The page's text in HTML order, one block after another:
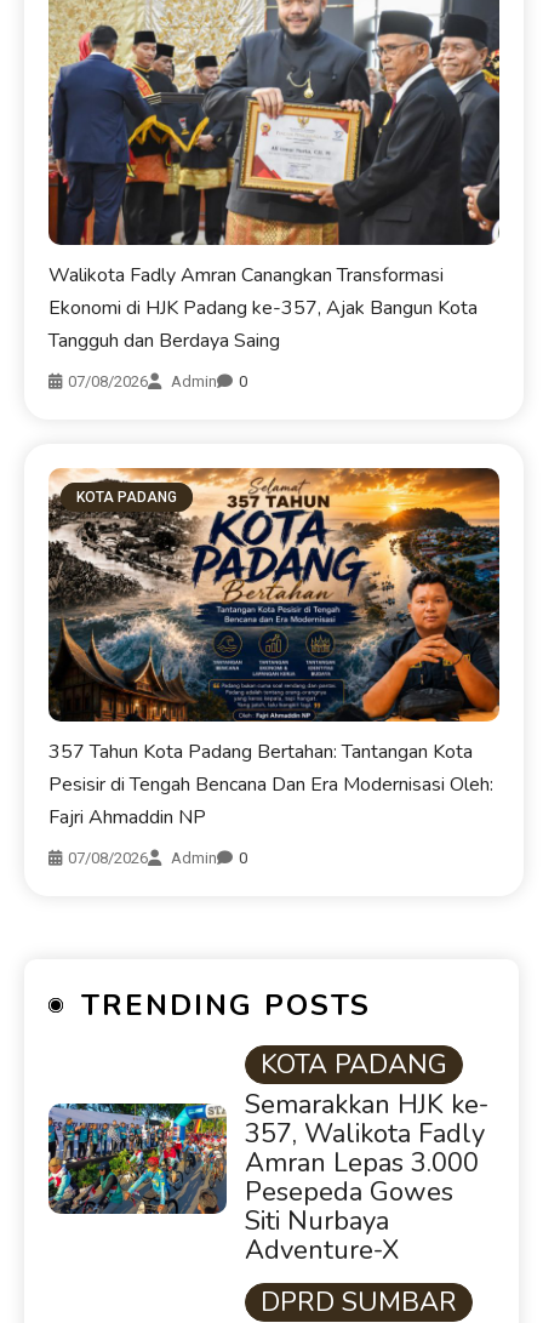
Walikota Fadly Amran Canangkan Transformasi
Ekonomi di HJK Padang ke-357, Ajak Bangun Kota
Tangguh dan Berdaya Saing
07/08/2026 Admin 0
KOTA PADANG
357 Tahun Kota Padang Bertahan: Tantangan Kota
Pesisir di Tengah Bencana Dan Era Modernisasi Oleh:
Fajri Ahmaddin NP
07/08/2026 Admin 0
TRENDING POSTS
KOTA PADANG
Semarakkan HJK ke-
357, Walikota Fadly
Amran Lepas 3.000
Pesepeda Gowes
Siti Nurbaya
Adventure-X
DPRD SUMBAR